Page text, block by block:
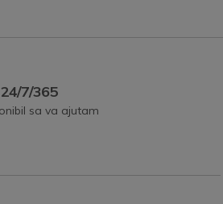
7/365
sa va ajutam